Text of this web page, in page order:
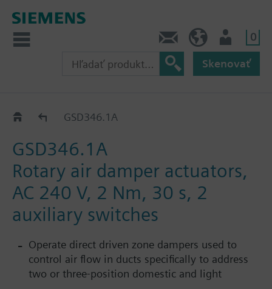
0
Skenovať
GSD..1AGSD346.1A
GSD346.1A
Rotary air damper actuators,
AC 240 V, 2 Nm, 30 s, 2
auxiliary switches
Operate direct driven zone dampers used to
control air flow in ducts specifically to address
two or three-position domestic and light